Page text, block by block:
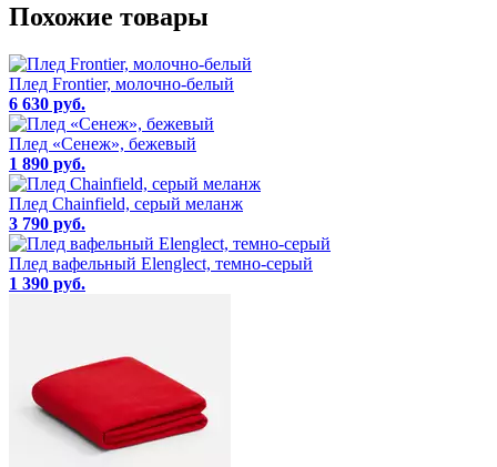
Похожие товары
Плед Frontier, молочно-белый
6 630 руб.
Плед «Сенеж», бежевый
1 890 руб.
Плед Chainfield, серый меланж
3 790 руб.
Плед вафельный Elenglect, темно-серый
1 390 руб.